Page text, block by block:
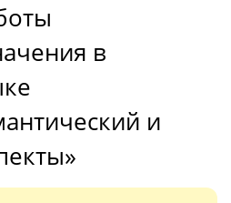
в
и